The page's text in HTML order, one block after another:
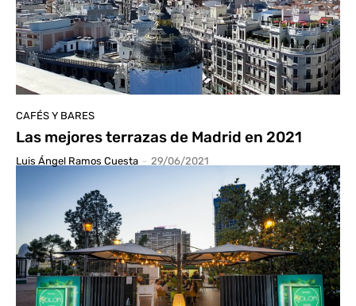
CAFÉS Y BARES
Las mejores terrazas de Madrid en 2021
Luis Ángel Ramos Cuesta - 29/06/2021